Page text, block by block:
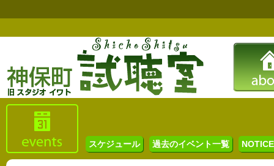
スケジュール 過去のイベント一覧